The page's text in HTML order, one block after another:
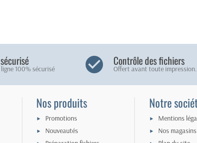
100% sécurisé
Contrôle des fichiers
Offert avant toute impression.
Nos produits
Promotions
Nouveautés
Notre
Mentions
Nos magasins